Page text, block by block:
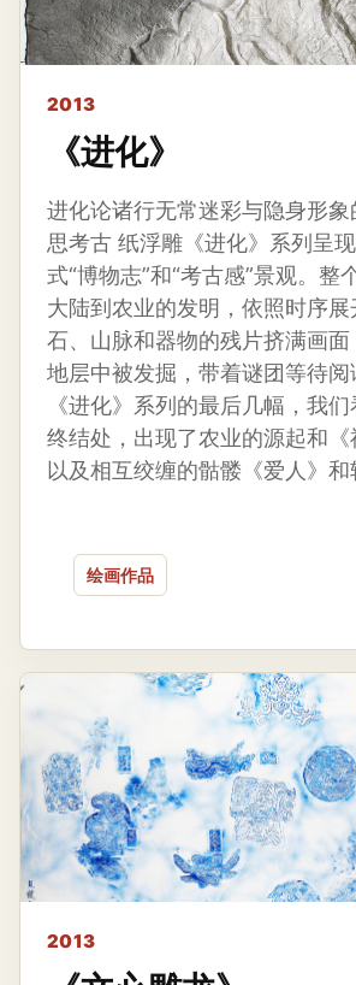
2013
《进化》
进化论诸行无常迷彩与隐身形象
思考古 纸浮雕《进化》系列呈
式“博物志”和“考古感”景观。整
大陆到农业的发明，依照时序
石、山脉和器物的残片挤满画面
地层中被发掘，带着谜团等待
《进化》系列的最后几幅，我
终结处，出现了农业的源起和《
以及相互绞缠的骷髅《爱人》和
绘画作品
2013